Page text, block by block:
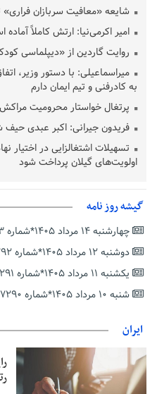
شایعه «معافیت سربازان
امیر اکرمی‌نیا: ارتش کاملاً
روایت گاردین از «دیپلماسی
میراسماعیلی: با دستور وزیر،
به کادرفنی و تیم ایمان دارم
پرتغال خواستار محرومیت مراکش از
فریدون جیرانی: اکبر عبدی
تسهیلات اشتغالزایی در اختیار
اولویت‌های گیلان پرداخت شود
دفتر رهبر انقلاب: مطالب
بقائی: فضای مذاکرات فنی و
مثبت است
رئیس سازمان جهاد کشاورزی
دریافت یارانه کود اقدام کنند
گیشه روز نامه
چهارشنبه ۱۴ مرداد ۱۴۰۵*شماره ۷۲۹۳
دوشنبه ۱۲ مرداد ۱۴۰۵*شماره ۷۲۹۲
یکشنبه ۱۱ مرداد ۱۴۰۵*شماره ۷۲۹۱
شنبه ۱۰ مرداد ۱۴۰۵*شماره ۷۲۹۰
ایران